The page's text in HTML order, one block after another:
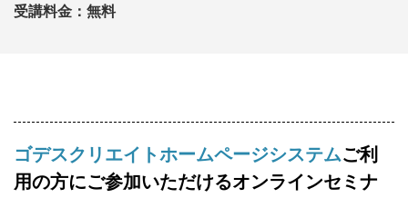
受講料金：無料
ゴデスクリエイトホームページシステムご利
用の方にご参加いただけるオンラインセミナ